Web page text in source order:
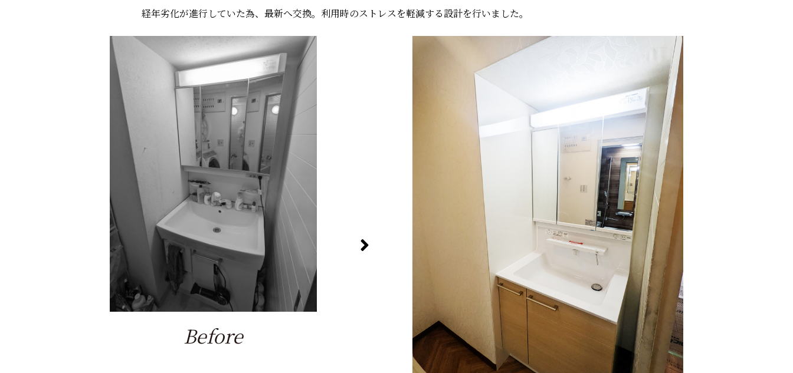
経年劣化が進行していた為、最新へ交換。利用時のストレスを軽減する設計を行いました。
Before